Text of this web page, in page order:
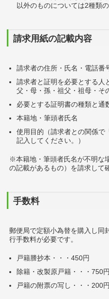
以外のものについては2種類
請求用紙の記載内容
請求者の住所・氏名・電話番
請求者と証明を必要とする人
父・母・孫・祖父・祖母・そ
必要とする証明書の種類と通
本籍地・筆頭者氏名
使用目的（請求者との関係で
記入してください。）
※本籍地・筆頭者氏名が不明な
の記載があるもの）を請求して
手数料
郵便局で定額小為替を購入し同
行手数料が必要です。
戸籍謄抄本・・・450円
除籍・改製原戸籍・・・750円
戸籍の附票の写し・・・200